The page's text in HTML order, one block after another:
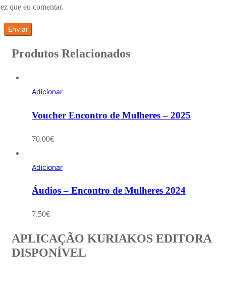
que eu comentar.
Produtos Relacionados
Adicionar
Voucher Encontro de Mulheres – 2025
70.00€
Adicionar
Áudios – Encontro de Mulheres 2024
7.50€
APLICAÇÃO KURIAKOS EDITORA
DISPONÍVEL